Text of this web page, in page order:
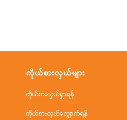
ကိုယ်စားလှယ်များ
ကိုယ်စားလှယ်ရှာရန်
ကိုယ်စားလှယ်လျှောက်ရန်